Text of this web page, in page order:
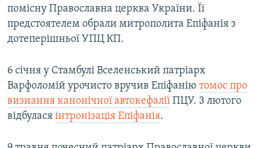
помісну Православна церква України. Її
предстоятелем обрали митрополита Епіфанія з
дотеперішньої УПЦ КП.
6 січня у Стамбулі Вселенський патріарх
Варфоломій урочисто вручив Епіфанію томос про
визнання канонічної автокефалії ПЦУ. 3 лютого
відбулася інтронізація Епіфанія.